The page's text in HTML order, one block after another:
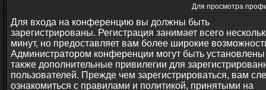
Для просмотра
Для входа на конференцию вы должны быть
зарегистрированы. Регистрация занимает всего
минут, но предоставляет вам более широкие
Администратором конференции могут быть установлены
также дополнительные привилегии для
пользователей. Прежде чем зарегистрироваться, вам
ознакомиться с правилами и политикой, принятыми на